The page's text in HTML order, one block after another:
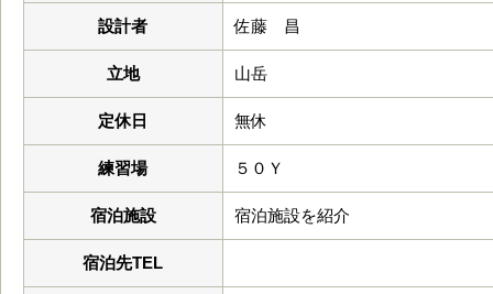
設計者 佐藤 昌
立地 山岳
定休日 無休
練習場 ５０Ｙ
宿泊施設 宿泊施設を紹介
宿泊先TEL